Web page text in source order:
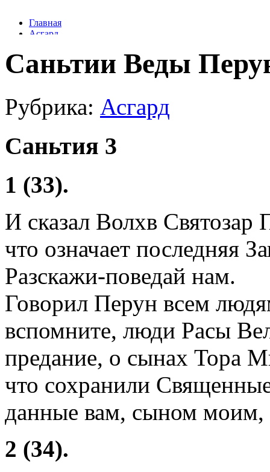
Саньтии Веды
Рубрика: Асгард
Саньтия 3
1 (33).
И сказал Волхв
что означает последняя
Разскажи-поведай нам.
Говорил Перун всем
вспомните, люди Расы
предание, о сынах Тора
что сохранили
данные вам, сыном
2 (34).